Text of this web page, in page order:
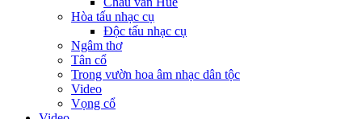
Hòa tấu nhạc cụ
Độc tấu nhạc cụ
Ngâm thơ
Tân cổ
Trong vườn hoa âm nhạc dân tộc
Video
Vọng cổ